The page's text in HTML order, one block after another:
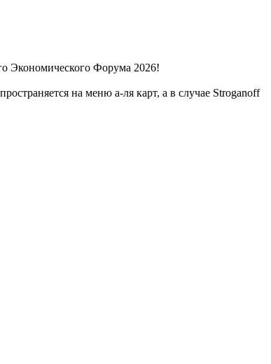
Экономического Форума 2026!
на меню а-ля карт, а в случае Stroganoff